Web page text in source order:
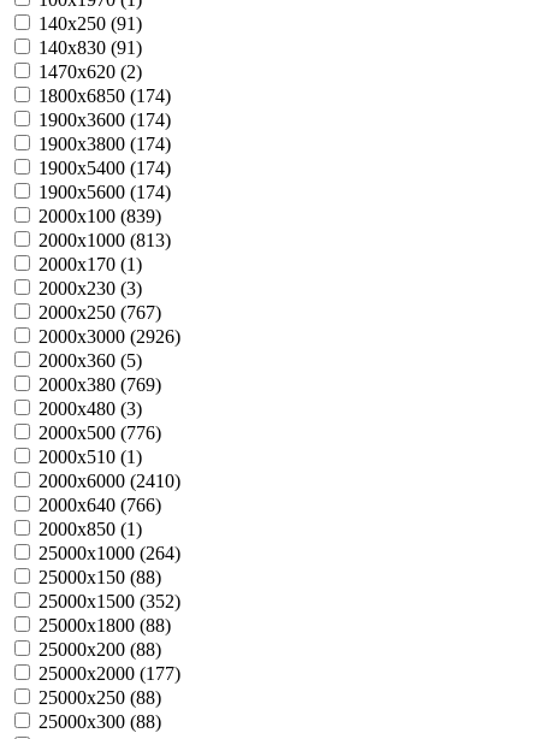
140х250 (91)
140х830 (91)
1470х620 (2)
1800х6850 (174)
1900х3600 (174)
1900х3800 (174)
1900х5400 (174)
1900х5600 (174)
2000х100 (839)
2000х1000 (813)
2000х170 (1)
2000х230 (3)
2000х250 (767)
2000х3000 (2926)
2000х360 (5)
2000х380 (769)
2000х480 (3)
2000х500 (776)
2000х510 (1)
2000х6000 (2410)
2000х640 (766)
2000х850 (1)
25000х1000 (264)
25000х150 (88)
25000х1500 (352)
25000х1800 (88)
25000х200 (88)
25000х2000 (177)
25000х250 (88)
25000х300 (88)